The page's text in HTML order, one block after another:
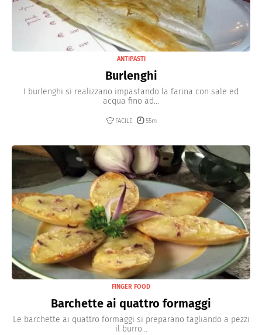
ANTIPASTI
Burlenghi
I burlenghi si realizzano impastando la farina con sale ed
acqua fino ad...
FACILE 55m
FINGER FOOD
Barchette ai quattro formaggi
Le barchette ai quattro formaggi si preparano tagliando a pezzi
il burro...